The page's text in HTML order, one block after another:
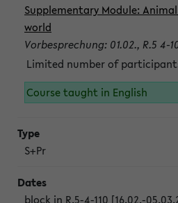
Supplementary Module:
world
Vorbesprechung: 01.02., R.5 4-
Limited number of
Course taught in English
S+Pr
block in R.5-4-110 [16.02.-